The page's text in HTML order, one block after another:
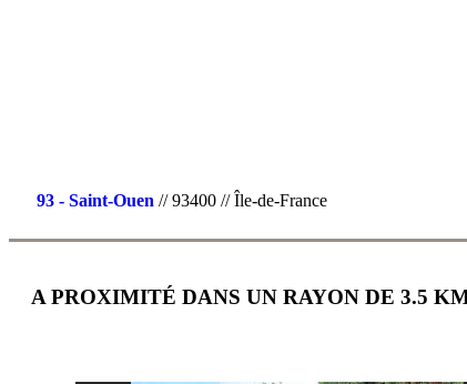
93 - Saint-Ouen // 93400 // Île-de-France
A PROXIMITÉ DANS UN RAYON DE 3.5